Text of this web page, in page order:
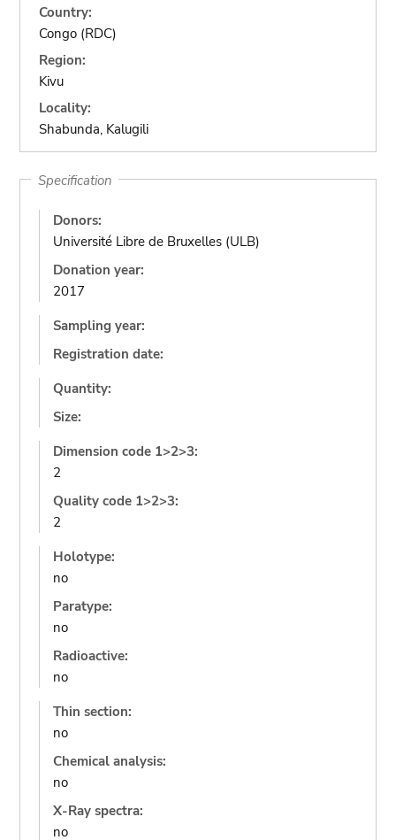
Country:
Congo (RDC)
Region:
Kivu
Locality:
Shabunda, Kalugili
Specification
Donors:
Université Libre de Bruxelles (ULB)
Donation year:
2017
Sampling year:
Registration date:
Quantity:
Size:
Dimension code 1>2>3:
2
Quality code 1>2>3:
2
Holotype:
no
Paratype:
no
Radioactive:
no
Thin section:
no
Chemical analysis:
no
X-Ray spectra:
no